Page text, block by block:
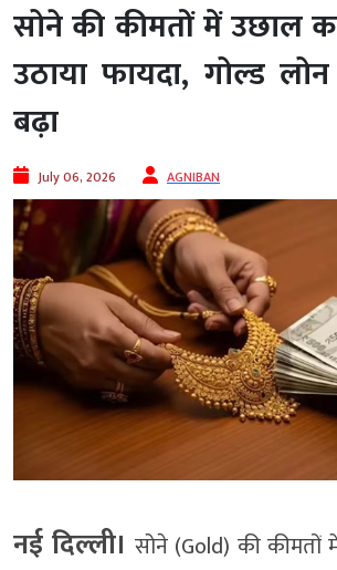
सोने की कीमतों में उछाल
उठाया फायदा, गोल्ड
बढ़ा
July 06, 2026 AGNIBAN
नई दिल्ली। सोने (Gold) की